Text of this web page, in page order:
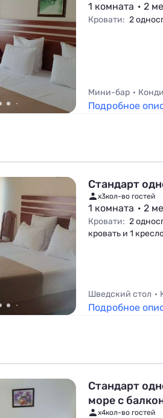
1 комната 2
Кровати: 2
Мини-бар
Подробное
Стандарт
x3кол-во гостей
1 комната 2
Кровати: 2
кровать и 1
Шведский стол
Подробное
Стандарт
море с
x4кол-во гостей